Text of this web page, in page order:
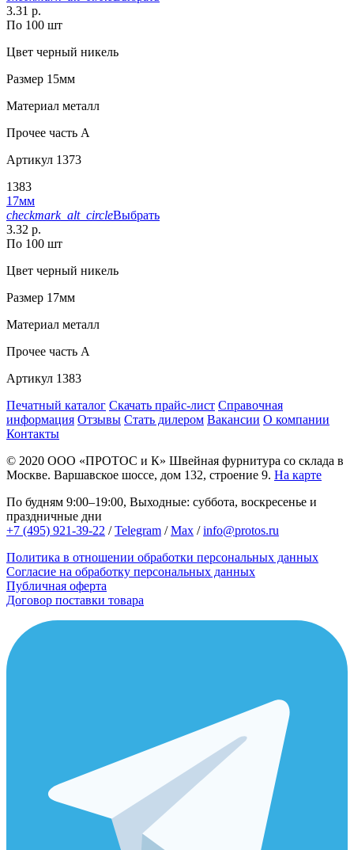
3.31 р.
По 100 шт
Цвет черный никель
Размер 15мм
Материал металл
Прочее часть A
Артикул 1373
1383
17мм
checkmark_alt_circleВыбрать
3.32 р.
По 100 шт
Цвет черный никель
Размер 17мм
Материал металл
Прочее часть A
Артикул 1383
Печатный каталог Скачать прайс-лист Справочная
информация Отзывы Стать дилером Вакансии О компании
Контакты
© 2020 ООО «ПРОТОС и К» Швейная фурнитура со склада в
Москве. Варшавское шоссе, дом 132, строение 9. На карте
По будням 9:00–19:00, Выходные: суббота, воскресенье и
праздничные дни
+7 (495) 921-39-22 /Telegram /Max /info@protos.ru
Политика в отношении обработки персональных данных
Согласие на обработку персональных данных
Публичная оферта
Договор поставки товара